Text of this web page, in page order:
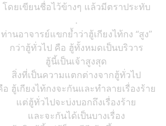
โดยเขียนชื่อไว้ข้างๆ แล้วมีตราประทับ
.
ท่านอาจารย์แขกย้ำว่าฮู้เกียงไท้กง “สูง”
กว่าฮู้ทั่วไป คือ ฮู้ทั้งหมดเป็นบริวาร
ฮู้นี้เป็นเจ้าสูงสุด
สิ่งที่เป็นความแตกต่างจากฮู้ทั่วไป
อ ฮู้เกียงไท้กงจะกันและทำลายเรื่องร้าย
แต่ฮู้ทั่วไปจะบ่งบอกถึงเรื่องร้าย
และจะกันได้เป็นบางเรื่อง